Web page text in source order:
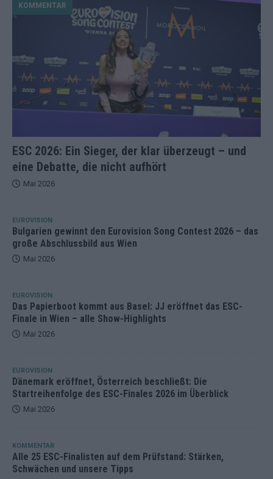
ESC 2026: Ein Sieger, der klar überzeugt – und
eine Debatte, die nicht aufhört
KOMMENTAR
Mai 2026
EUROVISION
Bulgarien gewinnt den Eurovision Song Contest 2026 – das
große Abschlussbild aus Wien
Mai 2026
EUROVISION
Das Papierboot kommt aus Basel: JJ eröffnet das ESC-
Finale in Wien – alle Show-Highlights
Mai 2026
EUROVISION
Dänemark eröffnet, Österreich beschließt: Die
Startreihenfolge des ESC-Finales 2026 im Überblick
Mai 2026
KOMMENTAR
Alle 25 ESC-Finalisten auf dem Prüfstand: Stärken,
Schwächen und unsere Tipps